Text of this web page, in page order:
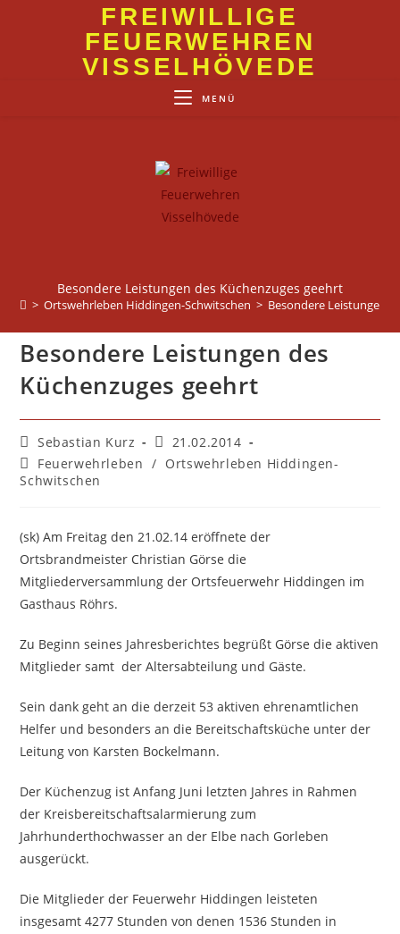
FREIWILLIGE
FEUERWEHREN
VISSELHÖVEDE
MENÜ
Besondere Leistungen des Küchenzuges geehrt
> Ortswehrleben Hiddingen-Schwitschen > Besondere Leistungen
Besondere Leistungen des
Küchenzuges geehrt
Beitrags-
Autor:
Sebastian Kurz
Beitrag
veröffentlicht:
21.02.2014
Beitrags-
Kategorie:
Feuerwehrleben / Ortswehrleben Hiddingen-
Schwitschen
(sk) Am Freitag den 21.02.14 eröffnete der
Ortsbrandmeister Christian Görse die
Mitgliederversammlung der Ortsfeuerwehr Hiddingen im
Gasthaus Röhrs.
Zu Beginn seines Jahresberichtes begrüßt Görse die aktiven
Mitglieder samt der Altersabteilung und Gäste.
Sein dank geht an die derzeit 53 aktiven ehrenamtlichen
Helfer und besonders an die Bereitschaftsküche unter der
Leitung von Karsten Bockelmann.
Der Küchenzug ist Anfang Juni letzten Jahres in Rahmen
der Kreisbereitschaftsalarmierung zum
Jahrhunderthochwasser an der Elbe nach Gorleben
ausgerückt.
Die Mitglieder der Feuerwehr Hiddingen leisteten
insgesamt 4277 Stunden von denen 1536 Stunden in